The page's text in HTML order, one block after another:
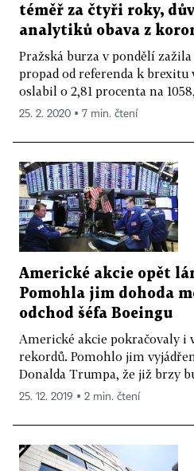
téměř za čtyři roky,
analytiků obava z
Pražská burza v pondělí
propad od referenda k brexitu
oslabil o 2,81 procenta na
25. 2. 2020 ▪ 7 min. čtení
Americké akcie opět
Pomohla jim dohoda
odchod šéfa Boeingu
Americké akcie pokračovaly i
rekordů. Pomohlo jim
Donalda Trumpa, že již brzy
25. 12. 2019 ▪ 2 min. čtení